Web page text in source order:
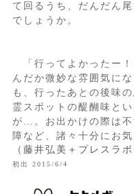
て回るうち、だんだん
でしょうか。
「行ってよかったー！
んだか微妙な雰囲気に
も、行ったあとの後味
霊スポットの醍醐味と
が…。お出かけの際は
障など、諸々十分にお
（藤井弘美＋プレスラボ
初出 2015/6/4